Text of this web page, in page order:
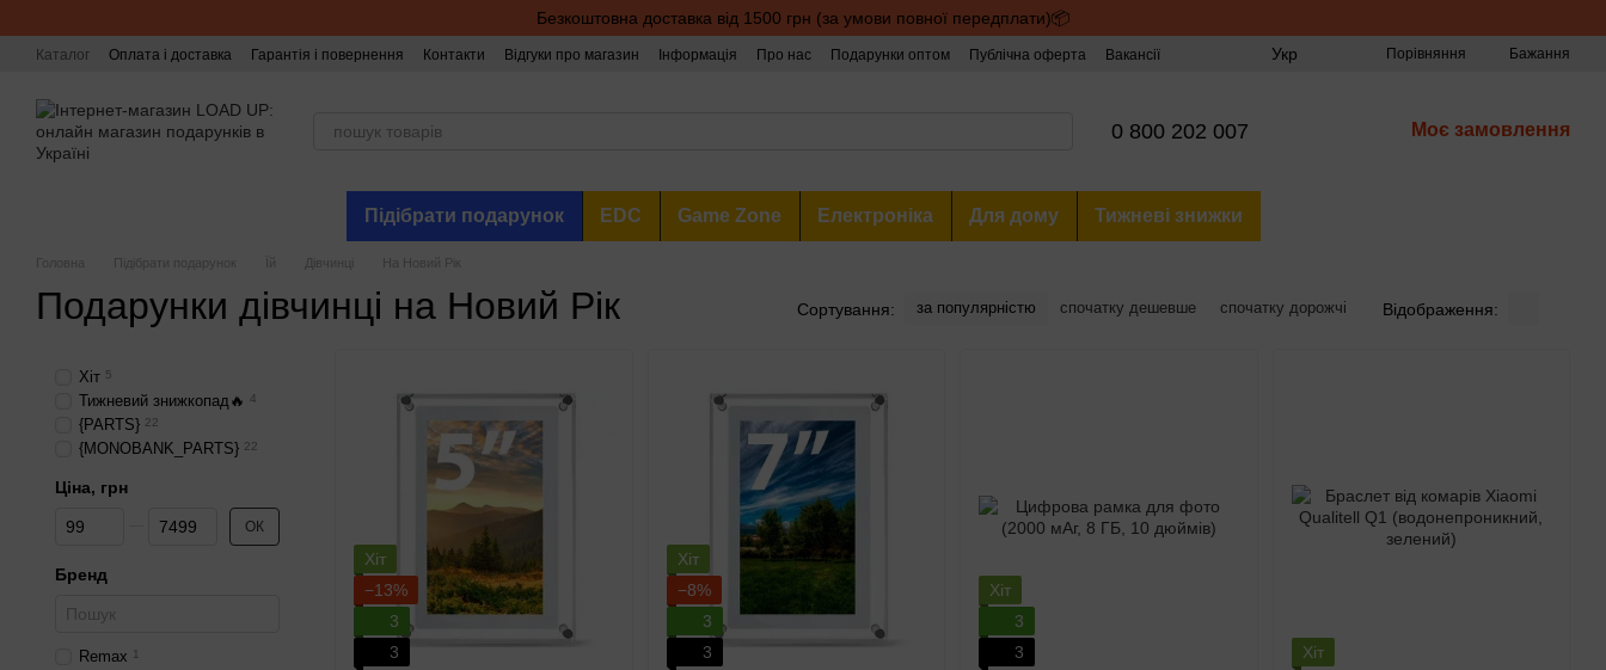
Безкоштовна доставка від 1500 грн (за умови повної передплати)📦
Каталог Оплата і доставка Гарантія і повернення Контакти Відгуки про магазин Інформація Про нас Подарунки оптом Публічна оферта Вакансії Укр Порівняння Бажання
0 800 202 007 Моє замовлення
Підібрати подарунок EDC Game Zone Електроніка Для дому Тижневі знижки
Головна Підібрати подарунок Їй Дівчинці На Новий Рік
Подарунки дівчинці на Новий Рік Сортування: за популярністю спочатку дешевше спочатку дорожчі Відображення:
Хіт
−13%
3
3
Хіт
−8%
3
3
Хіт
3
3
Хіт
Хіт 5
Тижневий знижкопад🔥 4
{PARTS} 22
{MONOBANK_PARTS} 22
Ціна, грн
Від Ціна, грн
До Ціна, грн ОК
Бренд
Remax 1